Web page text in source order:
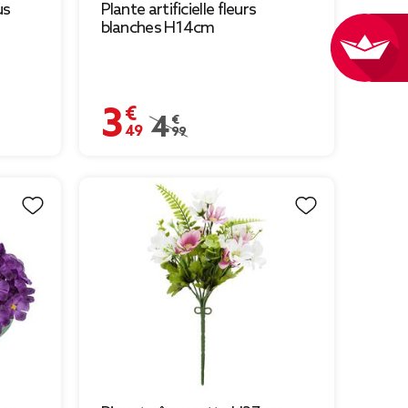
Plante artificielle fleurs
blanches H14cm
3,49 €
Prix remisé de 4,99 € à 3,49 €
4,99 €